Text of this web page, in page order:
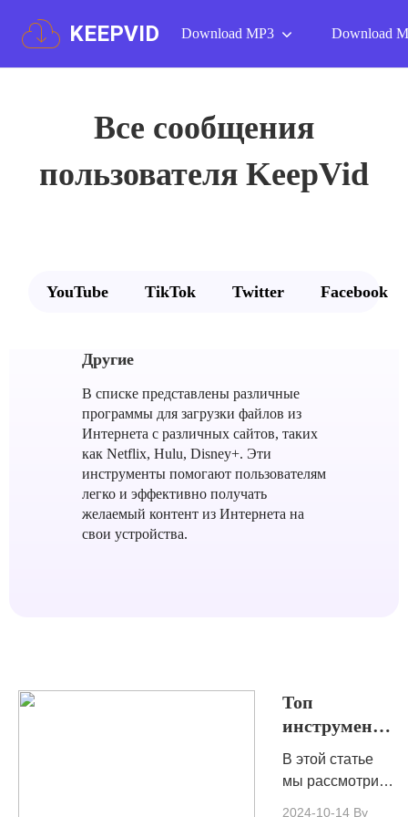
KEEPVID Download MP3 Download
Все сообщения
пользователя KeepVid
YouTube TikTok Twitter Facebook
Другие
В списке представлены различные
программы для загрузки файлов из
Интернета с различных сайтов, таких
как Netflix, Hulu, Disney+. Эти
инструменты помогают пользователям
легко и эффективно получать
желаемый контент из Интернета на
свои устройства.
Топ
инструменты
конвертации
Qobuz,
В этой статье
мы рассмотрим
2024-10-14 By